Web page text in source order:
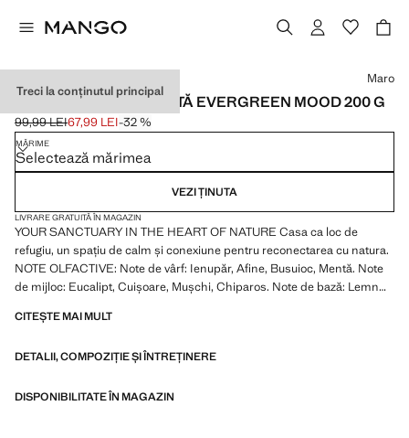
Treci la conținutul principal
LUMÂNARE PARFUMATĂ EVERGREEN MOOD 200 G
Preț inițial tăiat [99,99 LEI ]
99,99 LEI
Preț actual [67,99 LEI ]
67,99 LEI-32 %
Selectează o culoare
Maro
MĂRIME
Selectează mărimea
VEZI ȚINUTA
LIVRARE GRATUITĂ ÎN MAGAZIN
YOUR SANCTUARY IN THE HEART OF NATURE Casa ca loc de
refugiu, un spațiu de calm și conexiune pentru reconectarea cu natura.
NOTE OLFACTIVE: Note de vârf: Ienupăr, Afine, Busuioc, Mentă. Note
de mijloc: Eucalipt, Cuișoare, Mușchi, Chiparos. Note de bază: Lemn
Etichetă lucrată manual din pastă de hârtie. Produs la reducere
CITEȘTE MAI MULT
DETALII, COMPOZIȚIE ȘI ÎNTREȚINERE
DISPONIBILITATE ÎN MAGAZIN